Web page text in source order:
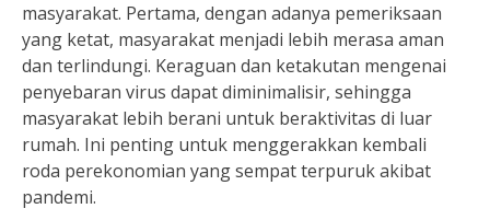
masyarakat. Pertama, dengan adanya pemeriksaan
yang ketat, masyarakat menjadi lebih merasa aman
dan terlindungi. Keraguan dan ketakutan mengenai
penyebaran virus dapat diminimalisir, sehingga
masyarakat lebih berani untuk beraktivitas di luar
rumah. Ini penting untuk menggerakkan kembali
roda perekonomian yang sempat terpuruk akibat
pandemi.